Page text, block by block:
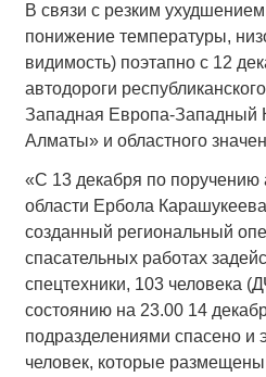
В связи с резким
понижение температуры,
видимость) поэтапно с 12
автодороги
Западная Европа-Западный
Алматы» и областного
«С 13 декабря по
области Ербола
созданный региональный
спасательных работах
спецтехники, 103 человека
состоянию на 23.00 14
подразделениями спасено и
человек, которые размещены